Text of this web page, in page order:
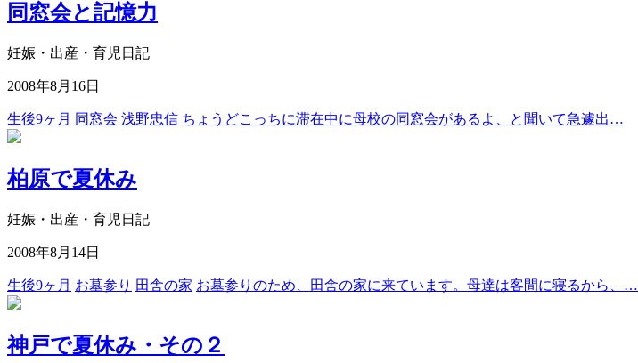
同窓会と記憶力
妊娠・出産・育児日記
2008年8月16日
生後9ヶ月 同窓会 浅野忠信 ちょうどこっちに滞在中に母校の同窓会があるよ、と聞いて急遽出…
柏原で夏休み
妊娠・出産・育児日記
2008年8月14日
生後9ヶ月 お墓参り 田舎の家 お墓参りのため、田舎の家に来ています。母達は客間に寝るから、…
神戸で夏休み・その２